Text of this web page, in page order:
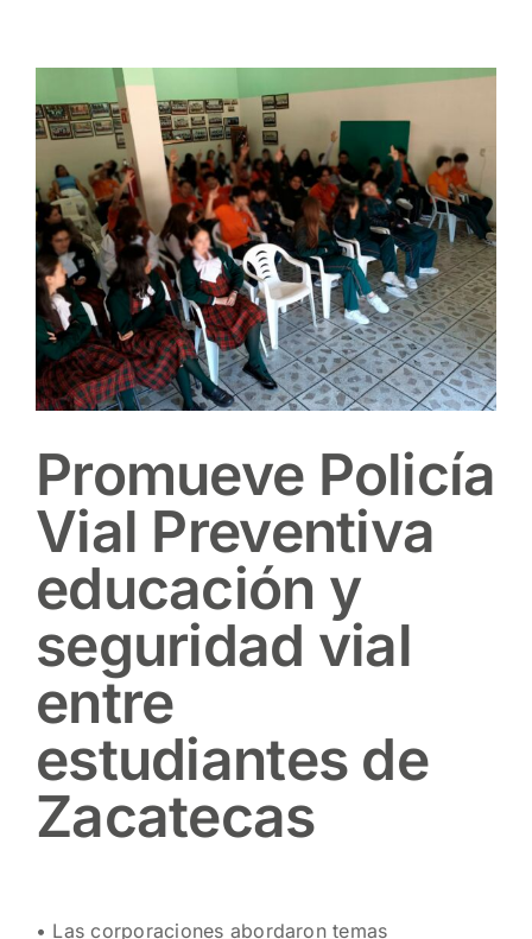
View
Image
Promueve Policía
Vial Preventiva
educación y
seguridad vial
entre
estudiantes de
Zacatecas
• Las corporaciones abordaron temas